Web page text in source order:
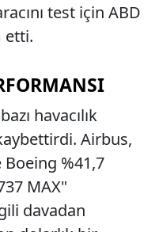
test için ABD
etti.
havacılık
Airbus,
Boeing %41,7
MAX"
davadan